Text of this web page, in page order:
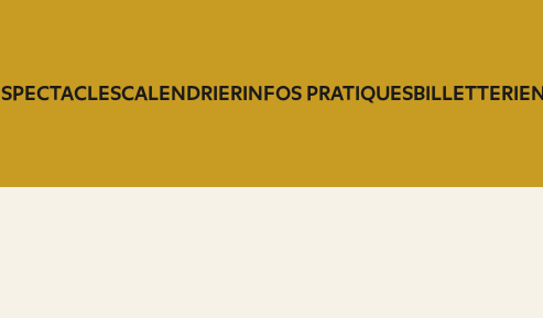
SPECTACLESCALENDRIERINFOS PRATIQUESBILLETTERIE